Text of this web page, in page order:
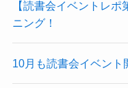
【読書会イベントレ
ニング！
10月も読書会イベント